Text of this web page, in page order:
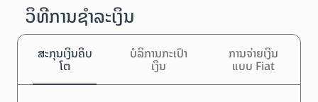
ວິທີການຊຳລະເງິນ
ສະກຸນເງິນຄິບ
ໂຕ
ບໍລິການກະເປົາ
ເງິນ
ການຈ່າຍເງິນ
ແບບ Fiat